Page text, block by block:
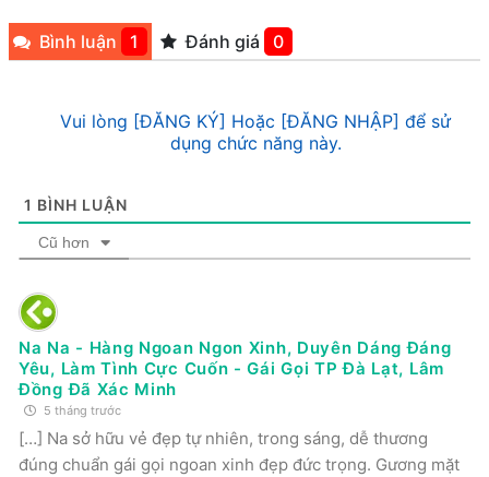
Bình luận 1 Đánh giá 0
Vui lòng [ĐĂNG KÝ] Hoặc [ĐĂNG NHẬP] để sử
dụng chức năng này.
1 BÌNH LUẬN
Cũ hơn
Na Na - Hàng Ngoan Ngon Xinh, Duyên Dáng Đáng
Yêu, Làm Tình Cực Cuốn - Gái Gọi TP Đà Lạt, Lâm
Đồng Đã Xác Minh
5 tháng trước
[…] Na sở hữu vẻ đẹp tự nhiên, trong sáng, dễ thương
đúng chuẩn gái gọi ngoan xinh đẹp đức trọng. Gương mặt